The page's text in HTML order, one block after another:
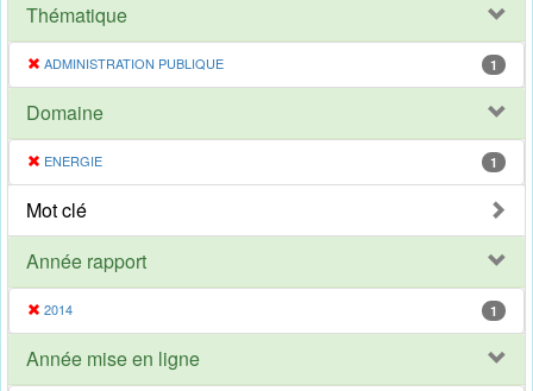
Thématique
ADMINISTRATION PUBLIQUE 1
Domaine
ENERGIE 1
Mot clé
Année rapport
2014 1
Année mise en ligne